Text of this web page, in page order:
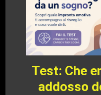
Test: Che
addosso